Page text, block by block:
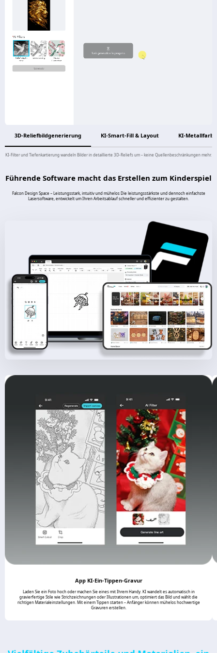
3D-Reliefbildgenerierung KI-Smart-Fill & Layout KI-
KI-Filter und Tiefenkartierung wandeln Bilder in detaillierte 3D-Reliefs um – keine Quellenbeschränkungen mehr.
Führende Software macht das Erstellen zum Kinderspiel
Falcon Design Space – Leistungsstark, intuitiv und mühelos Die leistungsstärkste und dennoch einfachste
Lasersoftware, entwickelt um Ihren Arbeitsablauf schneller und effizienter zu gestalten.
App KI-Ein-Tippen-Gravur
Laden Sie ein Foto hoch oder machen Sie eines mit Ihrem Handy. KI wandelt es automatisch in
gravierfertige Stile wie Strichzeichnungen oder Illustrationen um, optimiert das Bild und wählt die
richtigen Materialeinstellungen. Mit einem Tippen starten – Anfänger können mühelos hochwertige
Gravuren erstellen.